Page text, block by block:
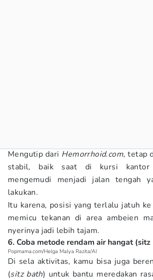
Mengutip dari Hemorrhoid.com, tetap
stabil, baik saat di kursi kantor
mengemudi menjadi jalan tengah
lakukan.
Itu karena, posisi yang terlalu jatuh
memicu tekanan di area ambeien
nyerinya jadi lebih tajam.
6. Coba metode rendam air hangat (sitz
Popmama.com/Helga Malya Razita/AI
Di sela aktivitas, kamu bisa juga
(sitz bath) untuk bantu meredakan